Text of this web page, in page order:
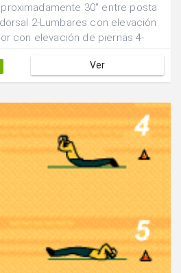
30" entre posta
2-Lumbares con elevación
con elevación de piernas 4-
con piernas
Ver